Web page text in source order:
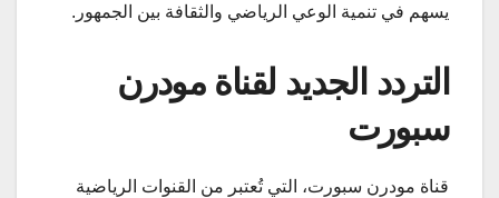
يسهم في تنمية الوعي الرياضي والثقافة بين الجمهور.
التردد الجديد لقناة مودرن
سبورت
قناة مودرن سبورت، التي تُعتبر من القنوات الرياضية